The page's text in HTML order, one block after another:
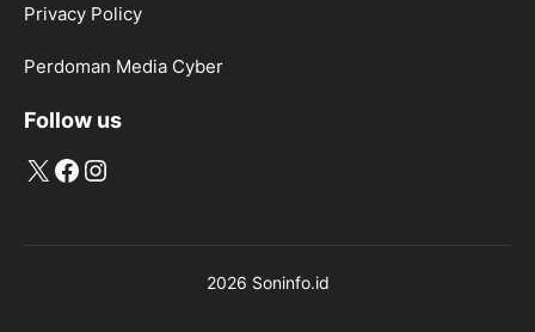
Privacy Policy
Perdoman Media Cyber
Follow us
X Facebook
Instagram
2026 Soninfo.id